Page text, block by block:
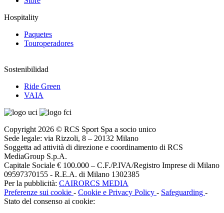
Hospitality
Paquetes
Touroperadores
Sostenibilidad
Ride Green
VAIA
Copyright 2026 © RCS Sport Spa a socio unico
Sede legale: via Rizzoli, 8 – 20132 Milano
Soggetta ad attività di direzione e coordinamento di RCS
MediaGroup S.p.A.
Capitale Sociale € 100.000 – C.F./P.IVA/Registro Imprese di Milano
09597370155 - R.E.A. di Milano 1302385
Per la pubblicità: CAIRORCS MEDIA
Preferenze sui cookie - Cookie e Privacy Policy - Safeguarding -
Stato del consenso ai cookie: